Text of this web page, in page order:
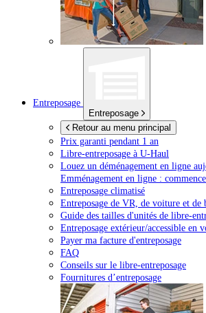
Entreposage
Entreposage
Retour au menu principal
Prix garanti pendant 1 an
Libre-entreposage à U-Haul
Louez un déménagement en ligne
Emménagement en ligne :
Entreposage climatisé
Entreposage de VR, de voiture et de
Guide des tailles d'unités de libre-
Entreposage extérieur/accessible en
Payer ma facture d'entreposage
FAQ
Conseils sur le libre-entreposage
Fournitures d’entreposage